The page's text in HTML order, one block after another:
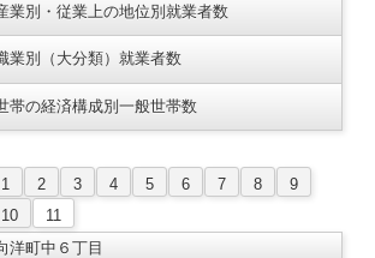
業別・従業上の地位別就業者数
業別（大分類）就業者数
帯の経済構成別一般世帯数
1 2 3 4 5 6 7 8
9
10
11
洋町中６丁目